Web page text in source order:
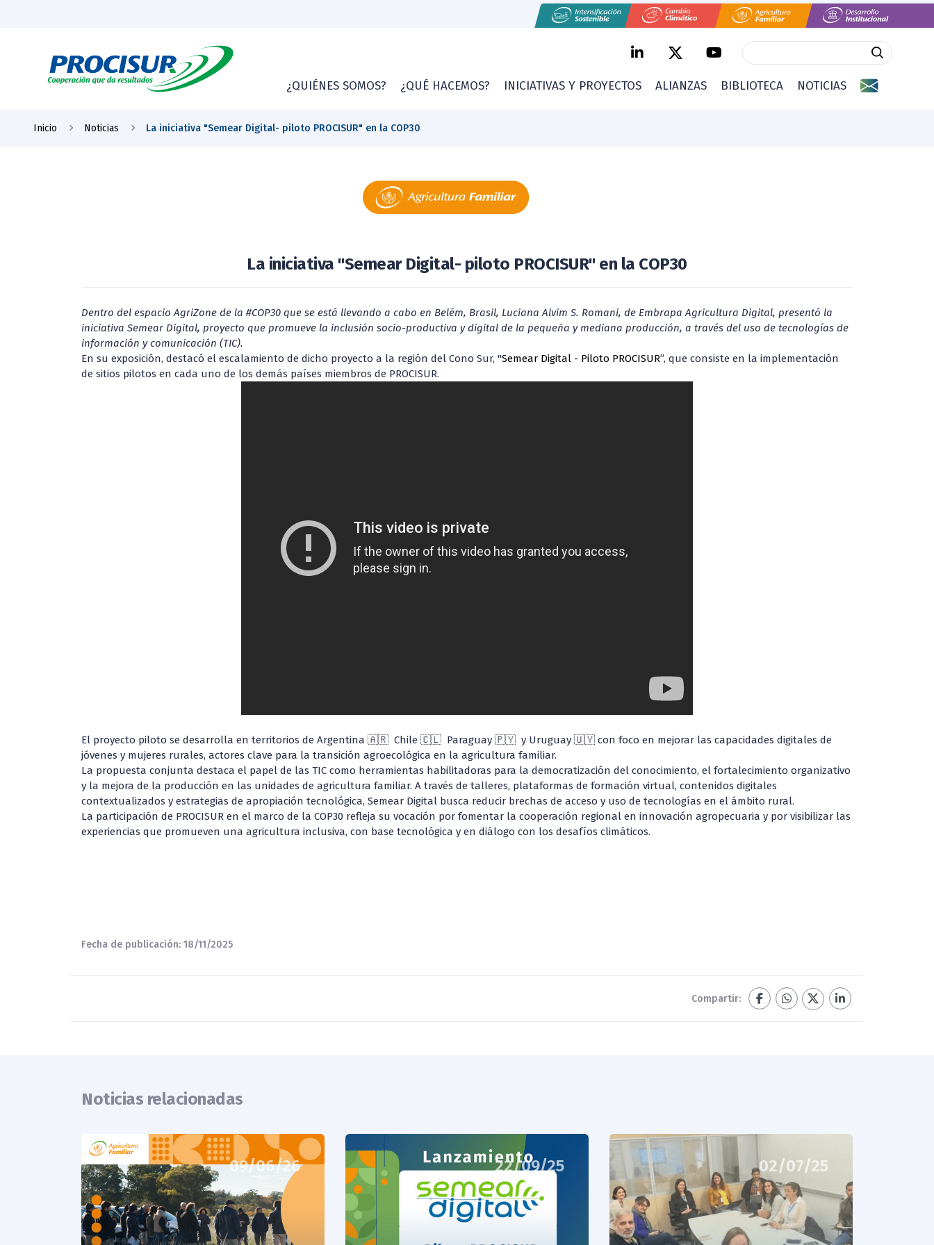
¿QUIÉNES SOMOS? ¿QUÉ HACEMOS? INICIATIVAS Y PROYECTOS ALIANZAS BIBLIOTECA NOTICIAS
Inicio Noticias La iniciativa "Semear Digital- piloto PROCISUR" en la COP30
La iniciativa "Semear Digital- piloto PROCISUR" en la COP30
Dentro del espacio AgriZone de la #COP30 que se está llevando a cabo en Belém, Brasil, Luciana Alvim S. Romani, de Embrapa Agricultura Digital, presentó la
iniciativa Semear Digital, proyecto que promueve la inclusión socio-productiva y digital de la pequeña y mediana producción, a través del uso de tecnologías de
información y comunicación (TIC).
En su exposición, destacó el escalamiento de dicho proyecto a la región del Cono Sur, "Semear Digital - Piloto PROCISUR”, que consiste en la implementación
de sitios pilotos en cada uno de los demás países miembros de PROCISUR.
El proyecto piloto se desarrolla en territorios de Argentina 🇦🇷 Chile 🇨🇱 Paraguay 🇵🇾 y Uruguay 🇺🇾 con foco en mejorar las capacidades digitales de
jóvenes y mujeres rurales, actores clave para la transición agroecológica en la agricultura familiar.
La propuesta conjunta destaca el papel de las TIC como herramientas habilitadoras para la democratización del conocimiento, el fortalecimiento organizativo
y la mejora de la producción en las unidades de agricultura familiar. A través de talleres, plataformas de formación virtual, contenidos digitales
contextualizados y estrategias de apropiación tecnológica, Semear Digital busca reducir brechas de acceso y uso de tecnologías en el ámbito rural.
La participación de PROCISUR en el marco de la COP30 refleja su vocación por fomentar la cooperación regional en innovación agropecuaria y por visibilizar las
experiencias que promueven una agricultura inclusiva, con base tecnológica y en diálogo con los desafíos climáticos.
Fecha de publicación: 18/11/2025
Compartir:
Noticias relacionadas
09/06/26 22/09/25 02/07/25